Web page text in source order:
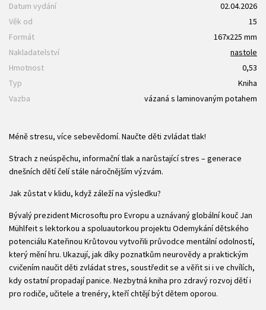
Datum vydání
02.04.2026
Věk od
15
Formát
167x225 mm
Nakladatelství
nastole
Hmotnost
0,53
Typ
Kniha
Vazba
vázaná s laminovaným potahem
Méně stresu, více sebevědomí. Naučte děti zvládat tlak!
Strach z neúspěchu, informační tlak a narůstající stres – generace
dnešních dětí čelí stále náročnějším výzvám.
Jak zůstat v klidu, když záleží na výsledku?
Bývalý prezident Microsoftu pro Evropu a uznávaný globální kouč Jan
Mühlfeit s lektorkou a spoluautorkou projektu Odemykání dětského
potenciálu Kateřinou Krůtovou vytvořili průvodce mentální odolností,
který mění hru. Ukazují, jak díky poznatkům neurovědy a praktickým
cvičením naučit děti zvládat stres, soustředit se a věřit si i ve chvílích,
kdy ostatní propadají panice. Nezbytná kniha pro zdravý rozvoj dětí i
pro rodiče, učitele a trenéry, kteří chtějí být dětem oporou.